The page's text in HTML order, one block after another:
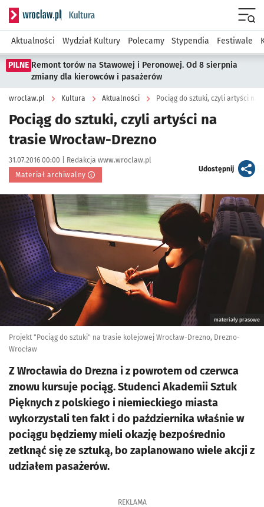
Serwis informacyjny wroclaw.pl podserwis: Kultura
Aktualności Wydział Kultury Polecamy Stypendia Festiwale
PILNE Remont torów na Stawowej i Peronowej. Od 8 sierpnia
zmiany dla kierowców i pasażerów
wroclaw.pl Kultura Aktualności Pociąg do sztuki, czyli artyści na
Pociąg do sztuki, czyli artyści na
trasie Wrocław-Drezno
Data publikacji:
31.07.2016 00:00 | Autor:
Redakcja www.wroclaw.pl
Materiał archiwalny
Udostępnijartykuł
Kliknij, aby powiększyć
materiały prasowe
Projekt "Pociąg do sztuki" na trasie kolejowej Wrocław-Drezno, Drezno-
Wrocław
Z Wrocławia do Drezna i z powrotem od czerwca
znowu kursuje pociąg. Studenci Akademii Sztuk
Pięknych z polskiego i niemieckiego miasta
wykorzystali ten fakt i do października właśnie w
pociągu będziemy mieli okazję bezpośrednio
zetknąć się ze sztuką, bo zaplanowano wiele akcji z
udziałem pasażerów.
REKLAMA